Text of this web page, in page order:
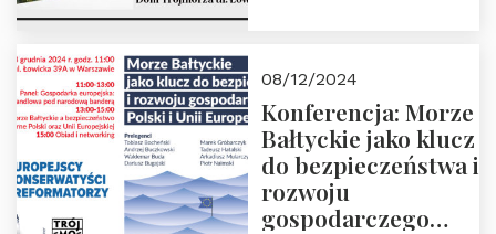
08/12/2024
Konferencja: Morze
Bałtyckie jako klucz
do bezpieczeństwa i
rozwoju
gospodarczego